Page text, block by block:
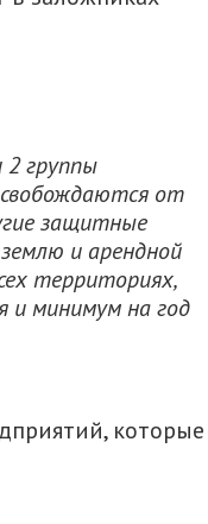
группы
от
защитные
и арендной
территориях,
и минимум на год